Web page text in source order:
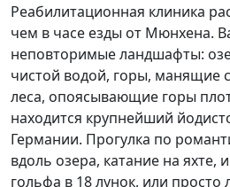
Реабилитационная клиника
чем в часе езды от Мюнхена.
неповторимые ландшафты:
чистой водой, горы, манящие
леса, опоясывающие горы
находится крупнейший
Германии. Прогулка по
вдоль озера, катание на яхте,
гольфа в 18 лунок, или